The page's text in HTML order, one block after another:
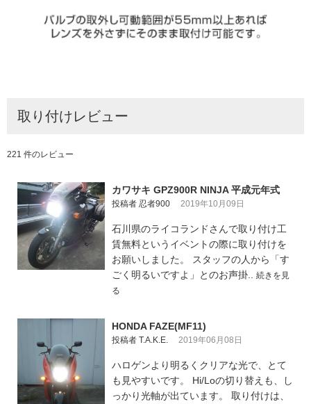
取り付けレビュー
221 件のレビュー
カワサキ GPZ900R NINJA 平成元年式
投稿者 忍者900 2019年10月09日
石川県のライコランドさんで取り付け工
賃無料というイベントの際に取り付けを
お願いしました。 スタッフの人から「す
ごく明るいですよ」とのお声掛.. 続きを見
る
HONDA FAZE(MF11)
投稿者 T.A.K.E. 2019年06月08日
ハロゲンより明るくクリアな光で、とて
も見やすいです。 Hi/Loの切り替えも、し
っかり光軸が出ています。 取り付けは、